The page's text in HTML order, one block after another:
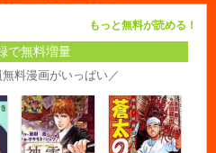
もっと無料が読める！
で無料増量
料漫画がいっぱい／